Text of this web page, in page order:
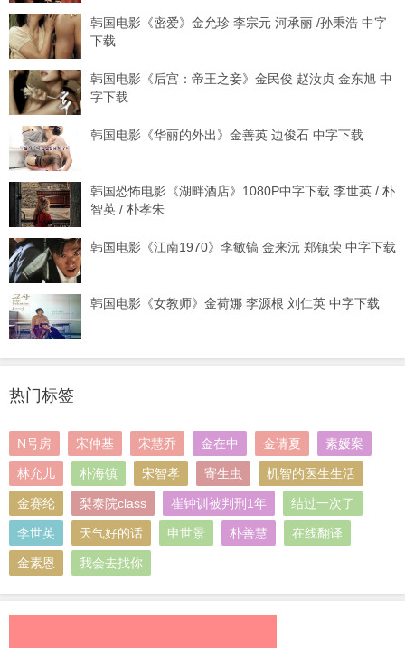
韩国电影《密爱》金允珍 李宗元 河承丽 /孙秉浩 中字
下载
韩国电影《后宫：帝王之妾》金民俊 赵汝贞 金东旭 中
字下载
韩国电影《华丽的外出》金善英 边俊石 中字下载
韩国恐怖电影《湖畔酒店》1080P中字下载 李世英 / 朴
智英 / 朴孝朱
韩国电影《江南1970》李敏镐 金来沅 郑镇荣 中字下载
韩国电影《女教师》金荷娜 李源根 刘仁英 中字下载
热门标签
N号房 宋仲基 宋慧乔 金在中 金请夏 素媛案
林允儿 朴海镇 宋智孝 寄生虫 机智的医生生活
金赛纶 梨泰院class 崔钟训被判刑1年 结过一次了
李世英 天气好的话 申世景 朴善慧 在线翻译
金素恩 我会去找你